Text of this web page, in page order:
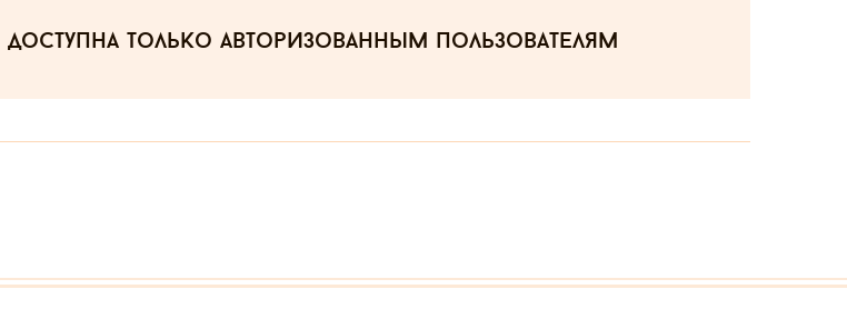
доступна только авторизованным пользователям